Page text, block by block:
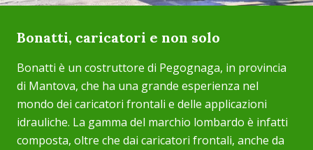
Bonatti, caricatori e non solo
Bonatti è un costruttore di Pegognaga, in provincia
di Mantova, che ha una grande esperienza nel
mondo dei caricatori frontali e delle applicazioni
idrauliche. La gamma del marchio lombardo è infatti
composta, oltre che dai caricatori frontali, anche da